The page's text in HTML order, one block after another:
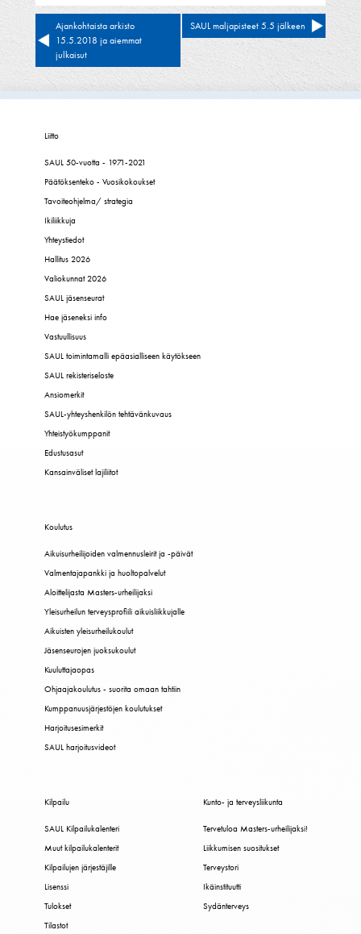
Artikkelien
selaus
Ajankohtaista arkisto
15.5.2018 ja aiemmat
julkaisut
SAUL maljapisteet 5.5 jälkeen
Liitto
SAUL 50-vuotta - 1971-2021
Päätöksenteko - Vuosikokoukset
Tavoiteohjelma/ strategia
Ikiliikkuja
Yhteystiedot
Hallitus 2026
Valiokunnat 2026
SAUL jäsenseurat
Hae jäseneksi info
Vastuullisuus
SAUL toimintamalli epäasialliseen käytökseen
SAUL rekisteriseloste
Ansiomerkit
SAUL-yhteyshenkilön tehtävänkuvaus
Yhteistyökumppanit
Edustusasut
Kansainväliset lajiliitot
Koulutus
Aikuisurheilijoiden valmennusleirit ja -päivät
Valmentajapankki ja huoltopalvelut
Aloittelijasta Masters-urheilijaksi
Yleisurheilun terveysprofiili aikuisliikkujalle
Aikuisten yleisurheilukoulut
Jäsenseurojen juoksukoulut
Kuuluttajaopas
Ohjaajakoulutus - suorita omaan tahtiin
Kumppanuusjärjestöjen koulutukset
Harjoitusesimerkit
SAUL harjoitusvideot
Kilpailu
SAUL Kilpailukalenteri
Muut kilpailukalenterit
Kilpailujen järjestäjille
Lisenssi
Tulokset
Tilastot
Kunto- ja terveysliikunta
Tervetuloa Masters-urheilijaksi!
Liikkumisen suositukset
Terveystori
Ikäinstituutti
Sydänterveys